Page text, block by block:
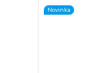
Novinka